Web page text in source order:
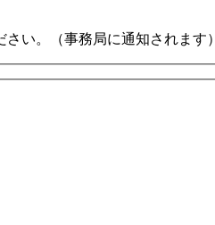
い。（事務局に通知されます）